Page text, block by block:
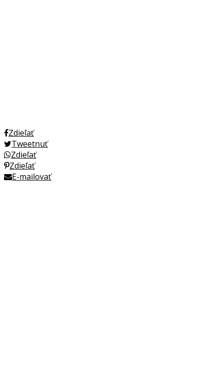
Zdieľať
Tweetnuť
Zdieľať
Zdieľať
E-mailovať